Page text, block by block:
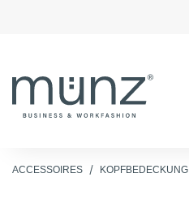
ACCESSOIRES KOPFBEDECKUNG